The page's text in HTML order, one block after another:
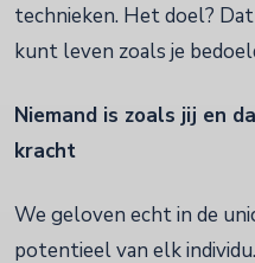
technieken. Het doel?
kunt leven zoals je
Niemand is zoals jij en
kracht
We geloven echt in de
potentieel van elk